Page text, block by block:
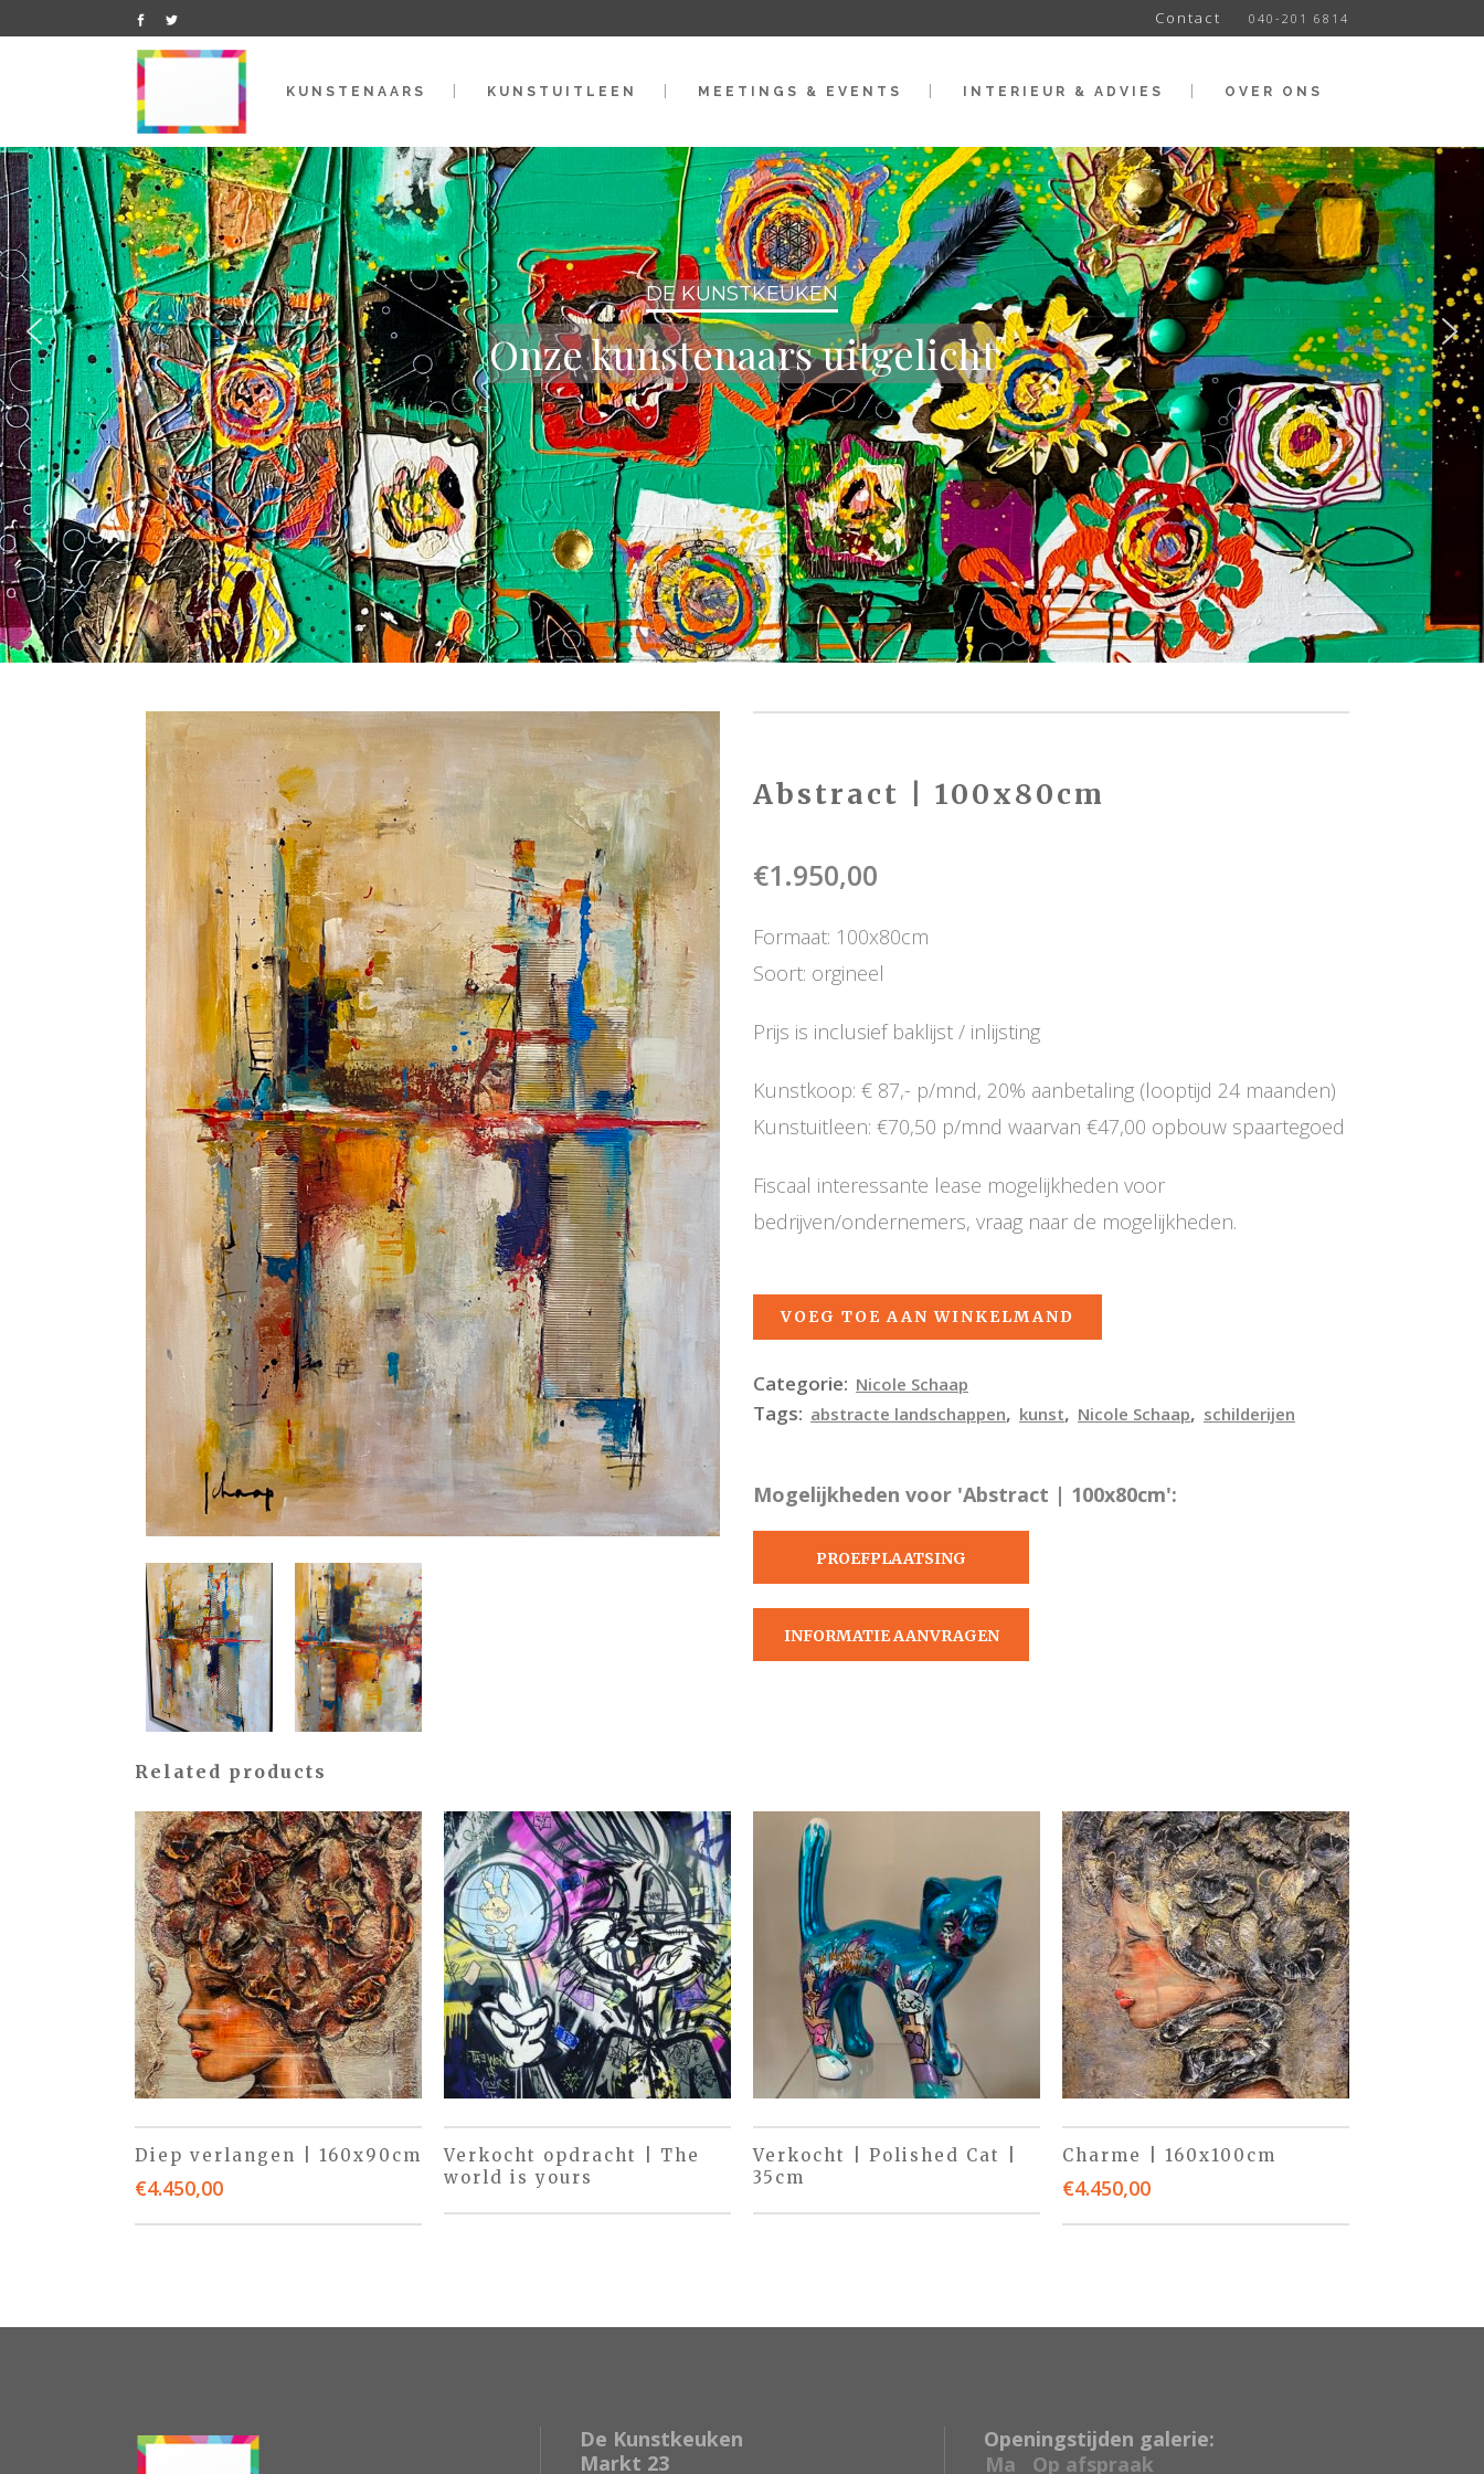
Contact 040-201 6814
KUNSTENAARS KUNSTUITLEEN MEETINGS & EVENTS INTERIEUR & ADVIES OVER ONS
DE KUNSTKEUKEN
Onze kunstenaars uitgelicht
Abstract | 100x80cm
€1.950,00
Formaat: 100x80cm
Soort: orgineel
Prijs is inclusief baklijst / inlijsting
Kunstkoop: € 87,- p/mnd, 20% aanbetaling (looptijd 24 maanden)
Kunstuitleen: €70,50 p/mnd waarvan €47,00 opbouw spaartegoed
Fiscaal interessante lease mogelijkheden voor
bedrijven/ondernemers, vraag naar de mogelijkheden.
VOEG TOE AAN WINKELMAND
Categorie: Nicole Schaap
Tags: abstracte landschappen, kunst, Nicole Schaap, schilderijen
Mogelijkheden voor 'Abstract | 100x80cm':
PROEFPLAATSING
INFORMATIE AANVRAGEN
Related products
Diep verlangen | 160x90cm
€4.450,00
Verkocht opdracht | The
world is yours
Verkocht | Polished Cat |
35cm
Charme | 160x100cm
€4.450,00
De Kunstkeuken
Markt 23
Openingstijden galerie:
Ma
Op afspraak